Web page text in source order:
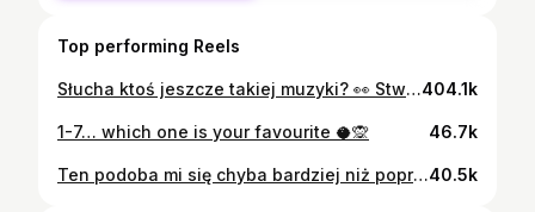
Top performing Reels
Słucha ktoś jeszcze takiej muzyki? 👀 Stwierdziłam, że wstawię też na Ig . . . . . . #dance #dancereels #fashion #outfitinspiration #outfit #polishgirl404.1k
1-7… which one is your favourite 🥥🙊 46.7k
Ten podoba mi się chyba bardziej niż poprzedni… dajcie znać która rolka lepsza 💁🏼‍♀️ . . . . . . #dance #dancereels #fashion #polishgirl40.5k